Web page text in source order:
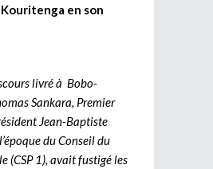
en son
livré à Bobo-
Sankara, Premier
Jean-Baptiste
du Conseil du
(CSP 1), avait fustigé les